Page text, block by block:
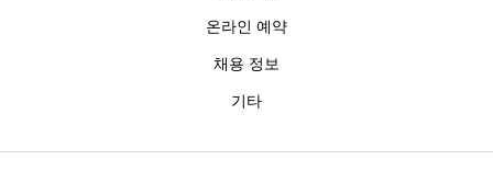
온라인 예약
채용 정보
기타